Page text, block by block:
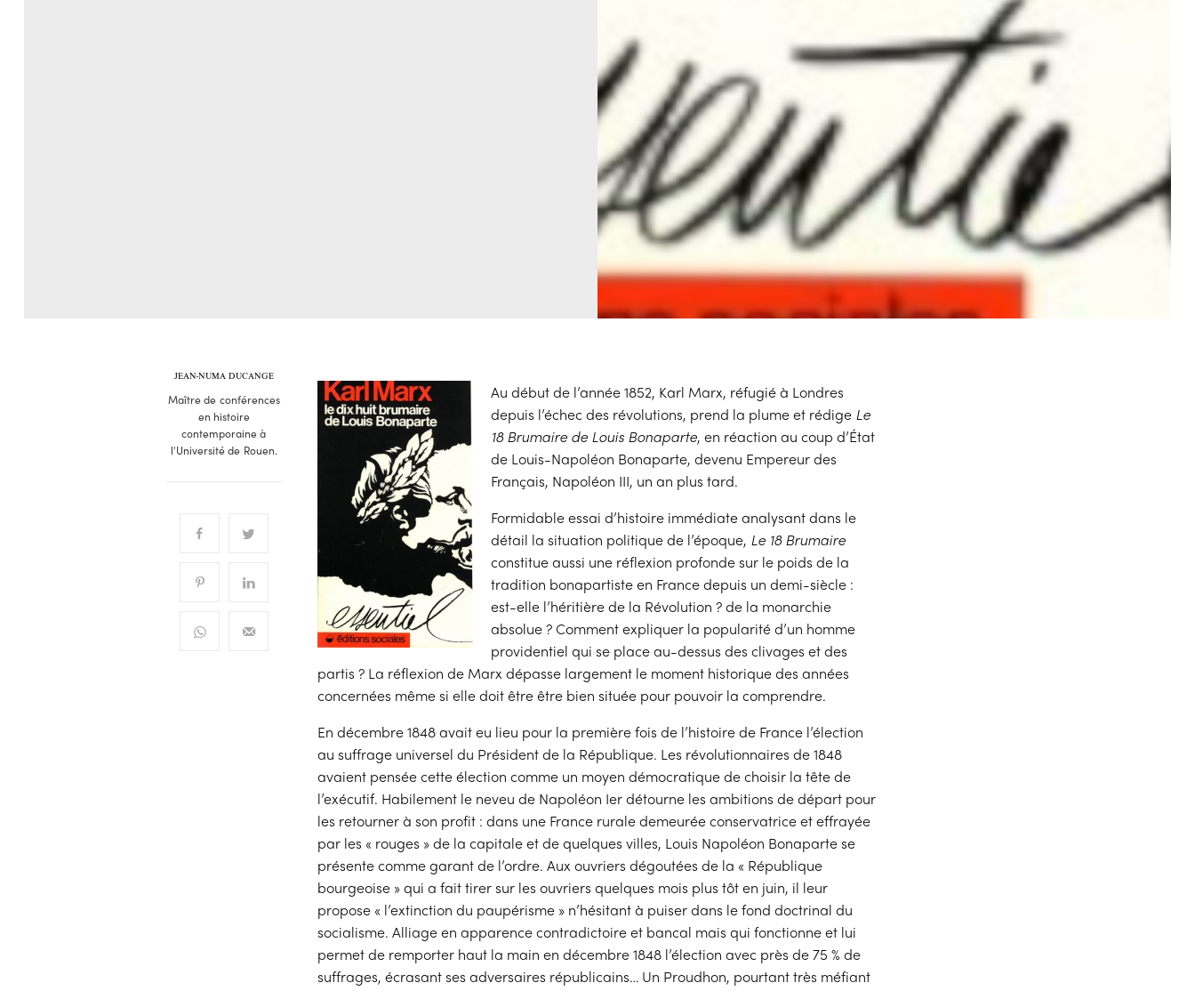
JEAN-NUMA DUCANGE
Maître de conférences
en histoire
contemporaine à
l'Université de Rouen.
Au début de l’année 1852, Karl Marx, réfugié à Londres
depuis l’échec des révolutions, prend la plume et rédige Le
18 Brumaire de Louis Bonaparte, en réaction au coup d’État
de Louis-Napoléon Bonaparte, devenu Empereur des
Français, Napoléon III, un an plus tard.
Formidable essai d’histoire immédiate analysant dans le
détail la situation politique de l’époque, Le 18 Brumaire
constitue aussi une réflexion profonde sur le poids de la
tradition bonapartiste en France depuis un demi-siècle :
est-elle l’héritière de la Révolution ? de la monarchie
absolue ? Comment expliquer la popularité d’un homme
providentiel qui se place au-dessus des clivages et des
partis ? La réflexion de Marx dépasse largement le moment historique des années
concernées même si elle doit être être bien située pour pouvoir la comprendre.
En décembre 1848 avait eu lieu pour la première fois de l’histoire de France l’élection
au suffrage universel du Président de la République. Les révolutionnaires de 1848
avaient pensée cette élection comme un moyen démocratique de choisir la tête de
l’exécutif. Habilement le neveu de Napoléon Ier détourne les ambitions de départ pour
les retourner à son profit : dans une France rurale demeurée conservatrice et effrayée
par les « rouges » de la capitale et de quelques villes, Louis Napoléon Bonaparte se
présente comme garant de l’ordre. Aux ouvriers dégoutées de la « République
bourgeoise » qui a fait tirer sur les ouvriers quelques mois plus tôt en juin, il leur
propose « l’extinction du paupérisme » n’hésitant à puiser dans le fond doctrinal du
socialisme. Alliage en apparence contradictoire et bancal mais qui fonctionne et lui
permet de remporter haut la main en décembre 1848 l’élection avec près de 75 % de
suffrages, écrasant ses adversaires républicains… Un Proudhon, pourtant très méfiant